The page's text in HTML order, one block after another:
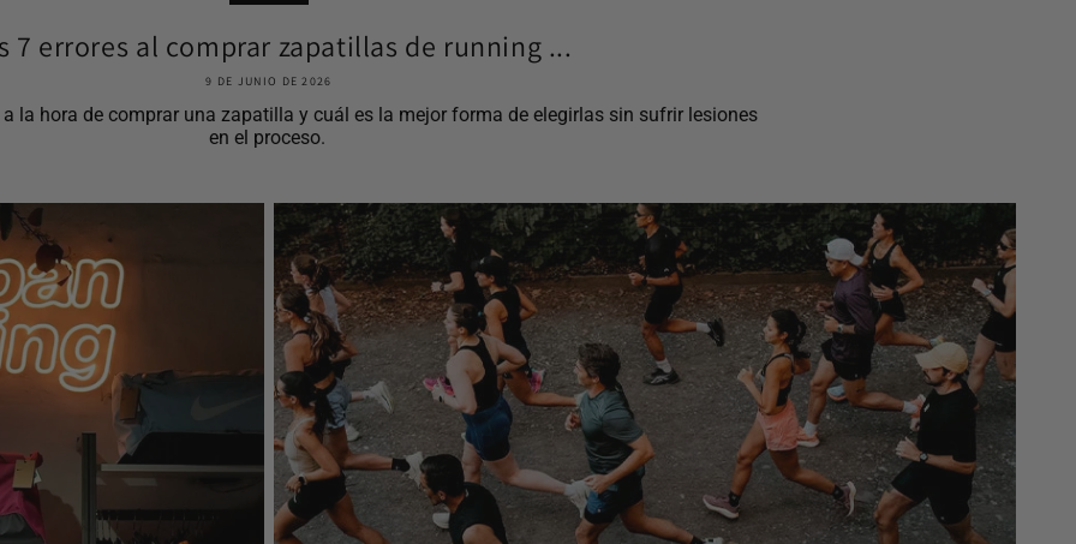
7 errores al comprar zapatillas de running ...
9 DE JUNIO DE 2026
la hora de comprar una zapatilla y cuál es la mejor forma de elegirlas sin sufrir lesiones
en el proceso.